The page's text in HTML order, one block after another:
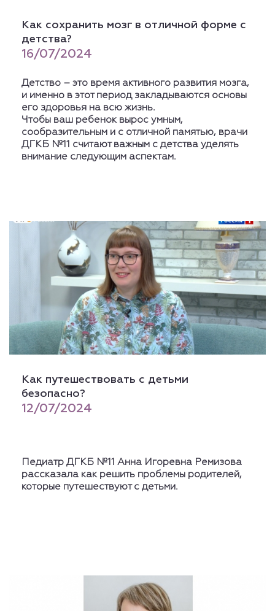
Как сохранить мозг в отличной форме с
детства?
16/07/2024
Детство – это время активного развития мозга,
и именно в этот период закладываются основы
его здоровья на всю жизнь.
Чтобы ваш ребенок вырос умным,
сообразительным и с отличной памятью, врачи
ДГКБ №11 считают важным с детства уделять
внимание следующим аспектам.
Как путешествовать с детьми
безопасно?
12/07/2024
Педиатр ДГКБ №11 Анна Игоревна Ремизова
рассказала как решить проблемы родителей,
которые путешествуют с детьми.